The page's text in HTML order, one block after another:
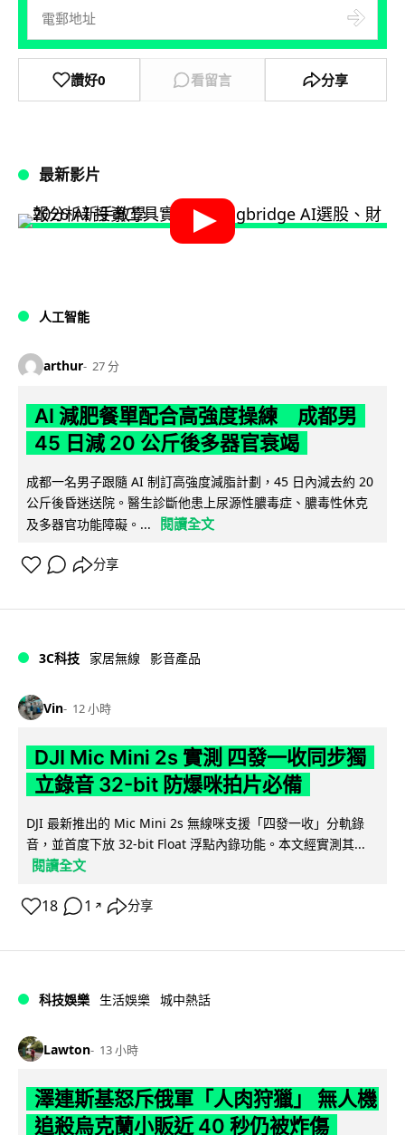
讚好0 看留言 分享
最新影片
人工智能
arthur 27 分
AI 減肥餐單配合高強度操練 成都男
45 日減 20 公斤後多器官衰竭
成都一名男子跟隨 AI 制訂高強度減脂計劃，45 日內減去約 20
公斤後昏迷送院。醫生診斷他患上尿源性膿毒症、膿毒性休克
及多器官功能障礙。...
閱讀全文
分享
3C科技 家居無線 影音產品
Vin 12 小時
DJI Mic Mini 2s 實測 四發一收同步獨
立錄音 32-bit 防爆咪拍片必備
DJI 最新推出的 Mic Mini 2s 無線咪支援「四發一收」分軌錄
音，並首度下放 32-bit Float 浮點內錄功能。本文經實測其...
閱讀全文
18 1 ↗ 分享
科技娛樂 生活娛樂 城中熱話
Lawton 13 小時
澤連斯基怒斥俄軍「人肉狩獵」 無人機
追殺烏克蘭小販近 40 秒仍被炸傷